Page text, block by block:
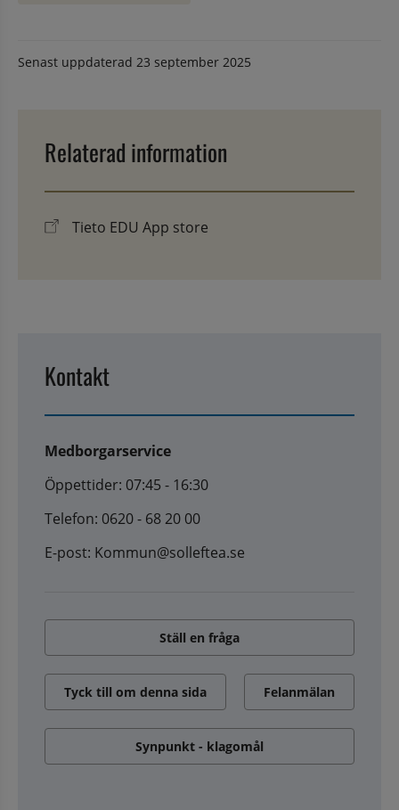
Senast uppdaterad 23 september 2025
Relaterad information
Tieto EDU App store
Kontakt
Medborgarservice
Öppettider: 07:45 - 16:30
Telefon: 0620 - 68 20 00
E-post: Kommun@solleftea.se
Ställ en fråga
Tyck till om denna sida Felanmälan
Synpunkt - klagomål